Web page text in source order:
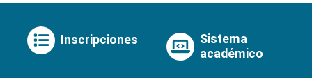
Inscripciones
Sistema
académico